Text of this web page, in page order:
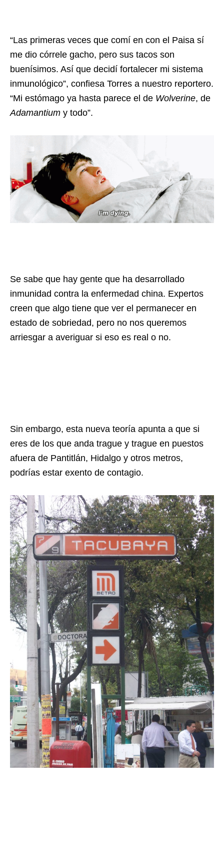
“Las primeras veces que comí en con el Paisa sí
me dio córrele gacho, pero sus tacos son
buenísimos. Así que decidí fortalecer mi sistema
inmunológico”, confiesa Torres a nuestro reportero.
“Mi estómago ya hasta parece el de Wolverine, de
Adamantium y todo”.
Se sabe que hay gente que ha desarrollado
inmunidad contra la enfermedad china. Expertos
creen que algo tiene que ver el permanecer en
estado de sobriedad, pero no nos queremos
arriesgar a averiguar si eso es real o no.
Sin embargo, esta nueva teoría apunta a que si
eres de los que anda trague y trague en puestos
afuera de Pantitlán, Hidalgo y otros metros,
podrías estar exento de contagio.